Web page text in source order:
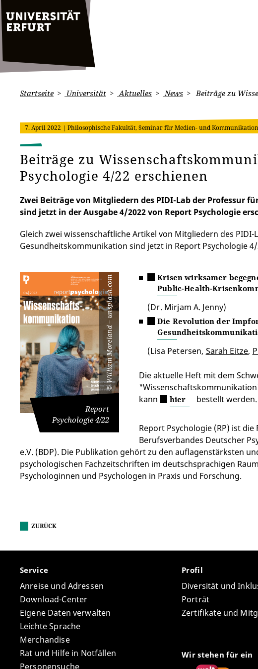
Startseite Universität Aktuelles News Beiträge zu
7. April 2022 | Philosophische Fakultät, Seminar für Medien- und
Beiträge zu
Psychologie 4/22 erschienen
Zwei Beiträge von Mitgliedern des PIDI-Lab der Professur
sind jetzt in der Ausgabe 4/2022 von Report Psychologie
Gleich zwei wissenschaftliche Artikel von Mitgliedern des
Gesundheitskommunikation sind jetzt in Report Psychologie
©
William Moreland – unsplash.com
Report
Psychologie 4/22
Krisen wirksamer
Public-Health-
(Dr. Mirjam A. Jenny)
Die Revolution der
(Lisa Petersen, Sarah Eitze,
Die aktuelle Heft mit dem
kann
hier bestellt werden.
Report Psychologie (RP) ist
Berufsverbandes Deutscher
e.V. (BDP). Die Publikation gehört zu den auflagenstärksten
psychologischen Fachzeitschriften im deutschsprachigen
Psychologinnen und Psychologen in Praxis und Forschung.
ZURÜCK
Service
Anreise und Adressen
Download-Center
Eigene Daten verwalten
Leichte Sprache
Merchandise
Rat und Hilfe in Notfällen
Personensuche
Profil
Diversität und
Porträt
Zertifikate und
Wir stehen für ein